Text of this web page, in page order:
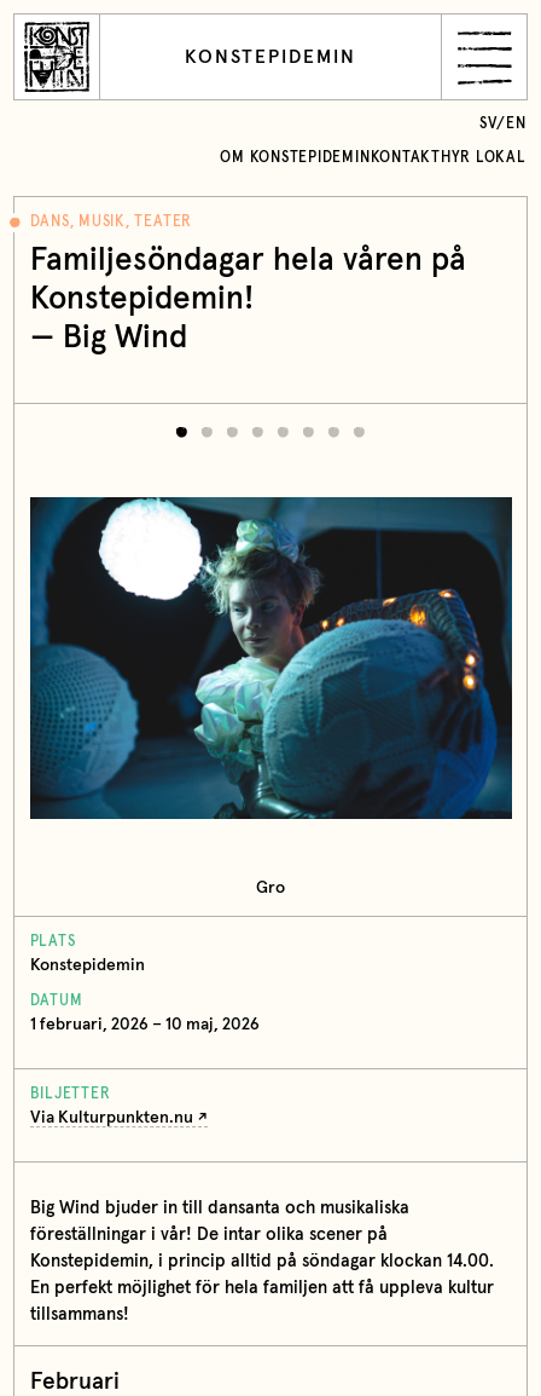
KONSTEPIDEMIN
OM KONSTEPIDEMIN KONTAKT HYR LOKAL
SV/ EN
DANS, MUSIK, TEATER
Familjesöndagar hela våren på
Konstepidemin!
— Big Wind
Gro
PLATS
Konstepidemin
DATUM
1 februari, 2026 – 10 maj, 2026
BILJETTER
Via Kulturpunkten.nu
Big Wind bjuder in till dansanta och musikaliska
föreställningar i vår! De intar olika scener på
Konstepidemin, i princip alltid på söndagar klockan 14.00.
En perfekt möjlighet för hela familjen att få uppleva kultur
tillsammans!
Februari